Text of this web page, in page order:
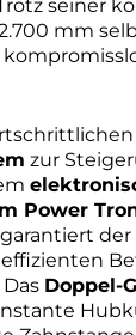
seiner
mm
zur
Power
der
Doppel-